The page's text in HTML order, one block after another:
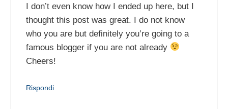
I don’t even know how I ended up here, but I
thought this post was great. I do not know
who you are but definitely you’re going to a
famous blogger if you are not already
Cheers!
Rispondi